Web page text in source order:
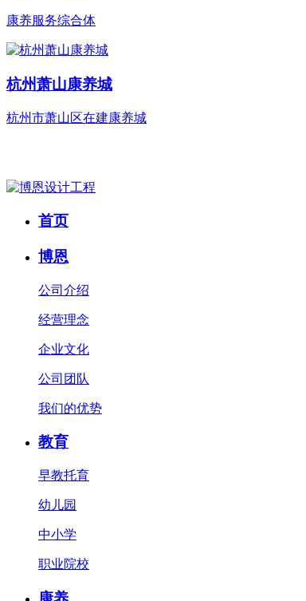
康养服务综合体
杭州萧山康养城
杭州市萧山区在建康养城
首页
博恩
公司介绍
经营理念
企业文化
公司团队
我们的优势
教育
早教托育
幼儿园
中小学
职业院校